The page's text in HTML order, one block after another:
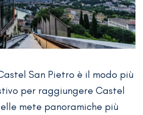
San Pietro è il modo più
per raggiungere Castel
mete panoramiche più